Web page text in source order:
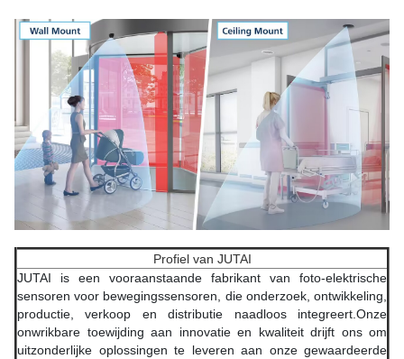
Profiel van JUTAI
JUTAI is een vooraanstaande fabrikant van foto-elektrische
sensoren voor bewegingssensoren, die onderzoek, ontwikkeling,
productie, verkoop en distributie naadloos integreert.Onze
onwrikbare toewijding aan innovatie en kwaliteit drijft ons om
uitzonderlijke oplossingen te leveren aan onze gewaardeerde